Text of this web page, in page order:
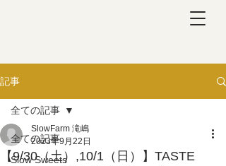
記事
全ての記事
Slow Sweets
全ての記事
【9/30（土）,10/1（日）】TASTE
SlowFarm 滝嶋
2023年9月22日